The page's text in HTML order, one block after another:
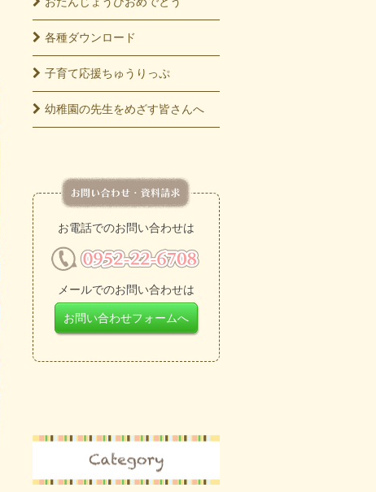
各種ダウンロード
子育て応援ちゅうりっぷ
幼稚園の先生をめざす皆さんへ
お電話でのお問い合わせは
メールでのお問い合わせは
お問い合わせフォームへ